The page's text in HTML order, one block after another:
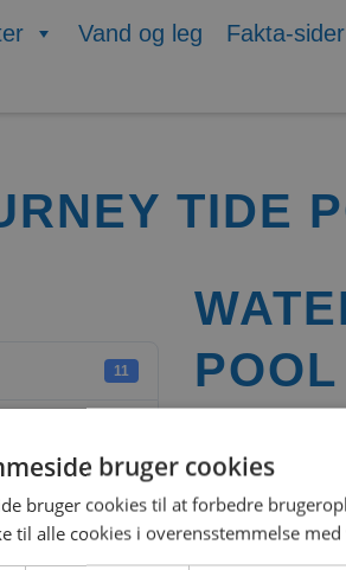
Vand og leg Fakta-sider
TIDE
11
6. februar 2025
POOL
bruger cookies
bruger cookies til at forbedre
til alle cookies i overensstemmelse